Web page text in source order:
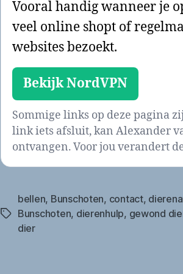
Vooral handig wanneer je
veel online shopt of
websites bezoekt.
Bekijk NordVPN
Sommige links op deze pagina
link iets afsluit, kan Alexander
ontvangen. Voor jou verandert
Tags
bellen, Bunschoten, contact,
Bunschoten, dierenhulp, gewond
dier